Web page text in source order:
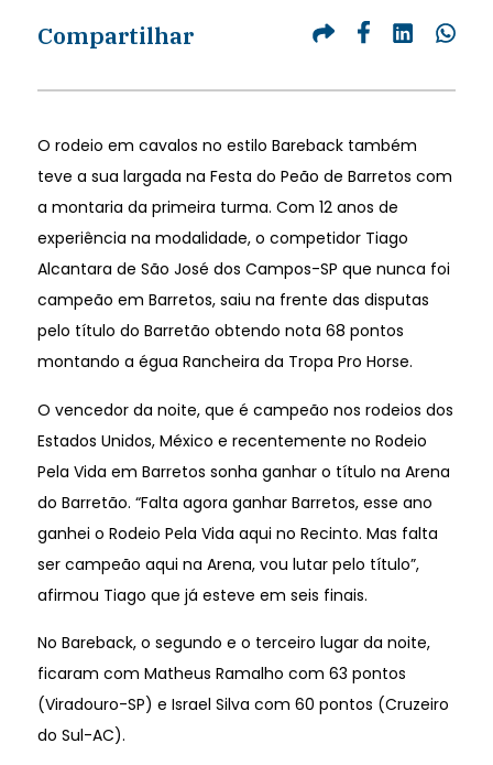
Compartilhar
O rodeio em cavalos no estilo Bareback também
teve a sua largada na Festa do Peão de Barretos com
a montaria da primeira turma. Com 12 anos de
experiência na modalidade, o competidor Tiago
Alcantara de São José dos Campos-SP que nunca foi
campeão em Barretos, saiu na frente das disputas
pelo título do Barretão obtendo nota 68 pontos
montando a égua Rancheira da Tropa Pro Horse.
O vencedor da noite, que é campeão nos rodeios dos
Estados Unidos, México e recentemente no Rodeio
Pela Vida em Barretos sonha ganhar o título na Arena
do Barretão. “Falta agora ganhar Barretos, esse ano
ganhei o Rodeio Pela Vida aqui no Recinto. Mas falta
ser campeão aqui na Arena, vou lutar pelo título”,
afirmou Tiago que já esteve em seis finais.
No Bareback, o segundo e o terceiro lugar da noite,
ficaram com Matheus Ramalho com 63 pontos
(Viradouro-SP) e Israel Silva com 60 pontos (Cruzeiro
do Sul-AC).